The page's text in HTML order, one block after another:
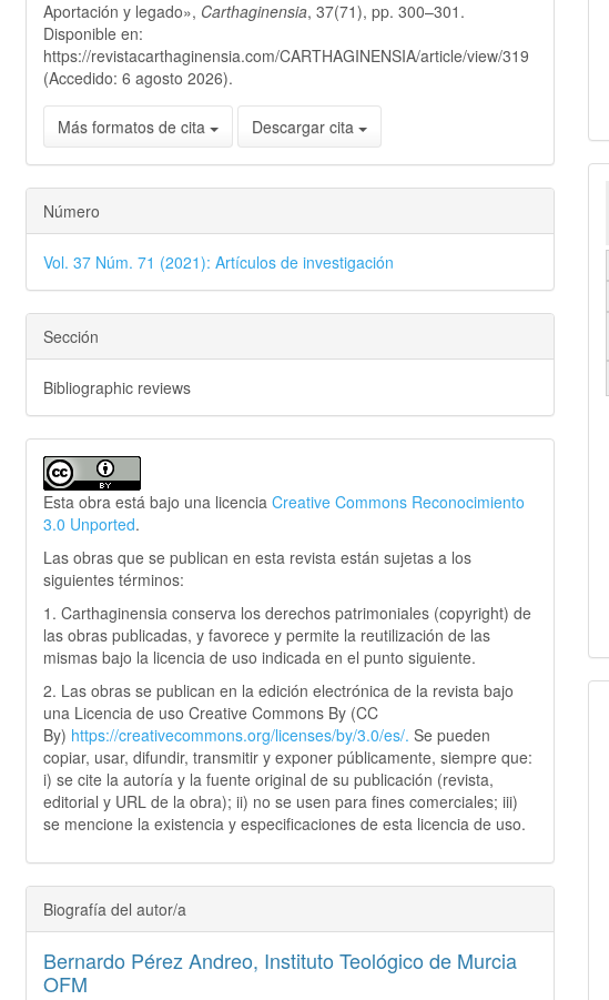
Aportación y legado», Carthaginensia, 37(71), pp. 300–301.
Disponible en:
https://revistacarthaginensia.com/CARTHAGINENSIA/article/view/319
(Accedido: 6 agosto 2026).
Más formatos de cita Descargar cita
Número
Vol. 37 Núm. 71 (2021): Artículos de investigación
Sección
Bibliographic reviews
Esta obra está bajo una licenciaCreative Commons Reconocimiento
3.0 Unported.
Las obras que se publican en esta revista están sujetas a los
siguientes términos:
1. Carthaginensia conserva los derechos patrimoniales (copyright) de
las obras publicadas, y favorece y permite la reutilización de las
mismas bajo la licencia de uso indicada en el punto siguiente.
2. Las obras se publican en la edición electrónica de la revista bajo
una Licencia de uso Creative Commons By (CC
By) https://creativecommons.org/licenses/by/3.0/es/.Se pueden
copiar, usar, difundir, transmitir y exponer públicamente, siempre que:
i) se cite la autoría y la fuente original de su publicación (revista,
editorial y URL de la obra); ii) no se usen para fines comerciales; iii)
se mencione la existencia y especificaciones de esta licencia de uso.
Biografía del autor/a
Bernardo Pérez Andreo, Instituto Teológico de Murcia
OFM